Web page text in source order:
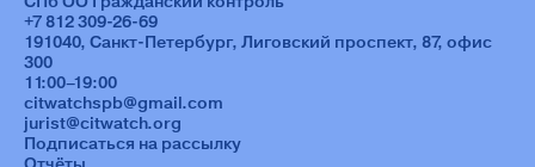
+7 812 309-26-69
191040, Санкт-Петербург, Лиговский проспект, 87, офис
300
11:00–19:00
citwatchspb@gmail.com
jurist@citwatch.org
Подписаться на рассылку